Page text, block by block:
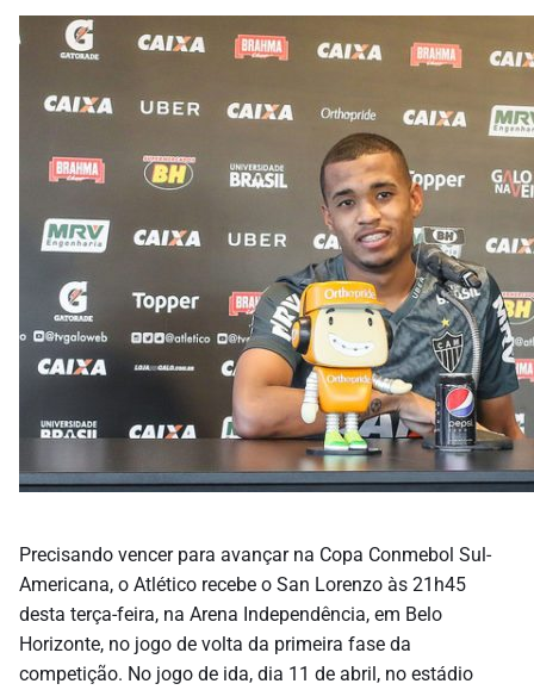
Precisando vencer para avançar na Copa Conmebol Sul-
Americana, o Atlético recebe o San Lorenzo às 21h45
desta terça-feira, na Arena Independência, em Belo
Horizonte, no jogo de volta da primeira fase da
competição. No jogo de ida, dia 11 de abril, no estádio